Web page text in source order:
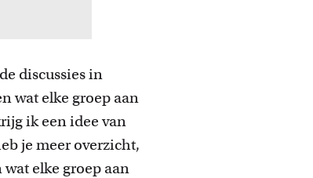
discussies in
wat elke groep aan
ik een idee van
je meer overzicht,
elke groep aan